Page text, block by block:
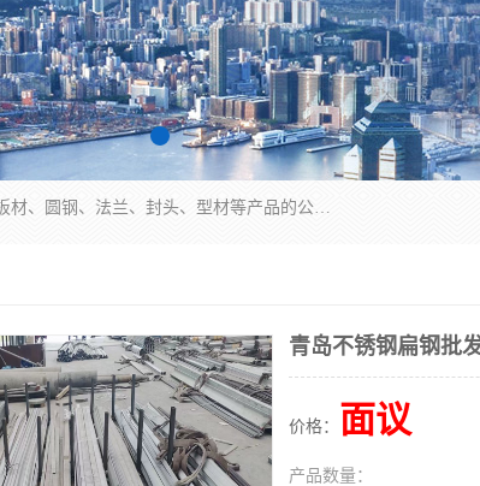
山东华钰金属材料有限公司是一家经营各种不锈钢管材、板材、圆钢、法兰、封头、型材等产品的公司；主营产品有：不锈钢管，激光切割，管件标准件，不锈钢圆钢，不锈钢人孔，不锈钢亮管，不锈钢角钢，不锈钢加工，不锈钢管子，不锈钢工业方管，不锈钢封头，不锈钢法兰，不锈钢阀门，不锈钢槽钢，不锈钢扁钢，不锈钢板等；可为客户制作各种规格的型材及不锈钢配件、非标准件及各种容器具等，能满足客户的不同采购要求。
青岛不锈钢扁钢批
价格： 面议
产品数量：